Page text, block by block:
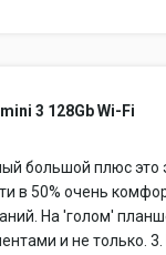
3 128Gb Wi-Fi
большой плюс это
в 50% очень
На 'голом'
и не только.